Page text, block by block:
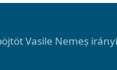
Vasile Nemeș